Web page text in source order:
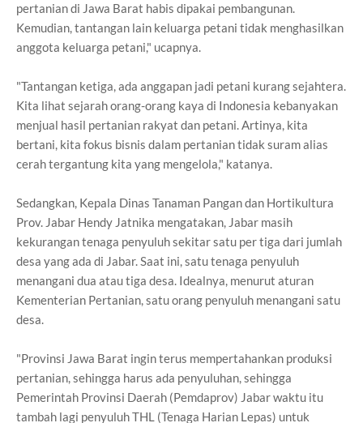
pertanian di Jawa Barat habis dipakai pembangunan.
Kemudian, tantangan lain keluarga petani tidak menghasilkan
anggota keluarga petani," ucapnya.
"Tantangan ketiga, ada anggapan jadi petani kurang sejahtera.
Kita lihat sejarah orang-orang kaya di Indonesia kebanyakan
menjual hasil pertanian rakyat dan petani. Artinya, kita
bertani, kita fokus bisnis dalam pertanian tidak suram alias
cerah tergantung kita yang mengelola," katanya.
Sedangkan, Kepala Dinas Tanaman Pangan dan Hortikultura
Prov. Jabar Hendy Jatnika mengatakan, Jabar masih
kekurangan tenaga penyuluh sekitar satu per tiga dari jumlah
desa yang ada di Jabar. Saat ini, satu tenaga penyuluh
menangani dua atau tiga desa. Idealnya, menurut aturan
Kementerian Pertanian, satu orang penyuluh menangani satu
desa.
"Provinsi Jawa Barat ingin terus mempertahankan produksi
pertanian, sehingga harus ada penyuluhan, sehingga
Pemerintah Provinsi Daerah (Pemdaprov) Jabar waktu itu
tambah lagi penyuluh THL (Tenaga Harian Lepas) untuk